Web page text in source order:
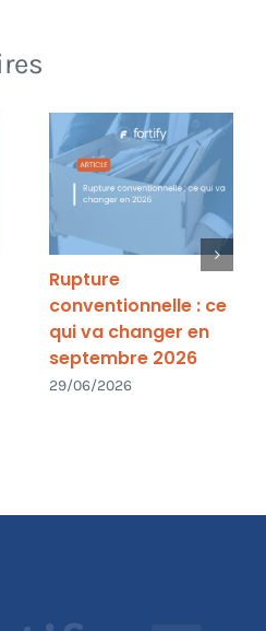
Rupture
conventionnelle : ce
qui va changer en
septembre 2026
29/06/2026